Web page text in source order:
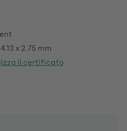
x 2.75 mm
il certificato